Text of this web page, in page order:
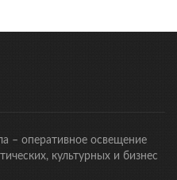
– оперативное освещение
культурных и бизнес